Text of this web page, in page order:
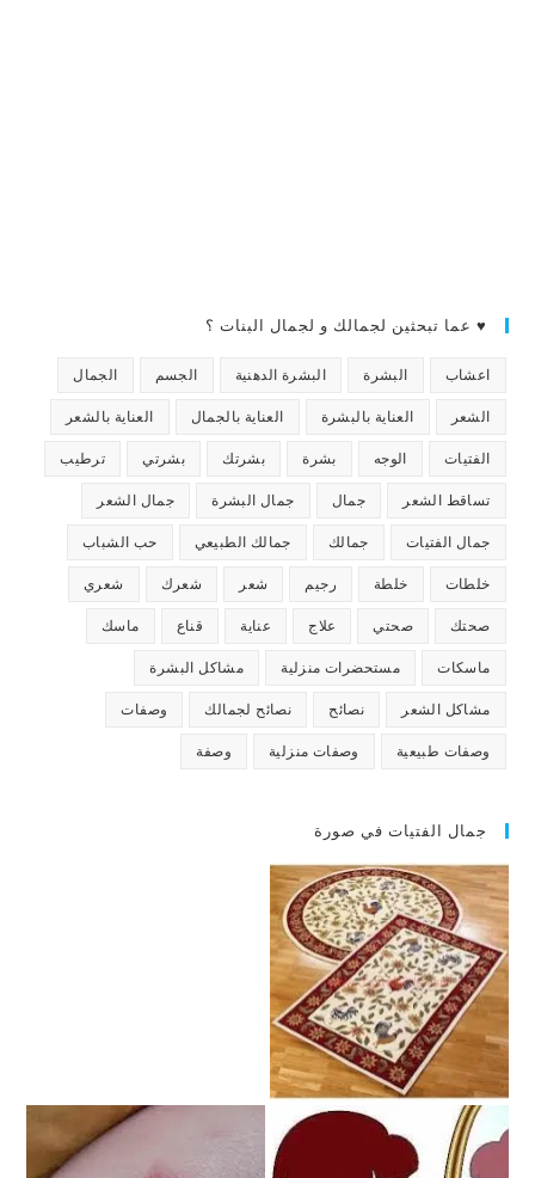
♥ عما تبحثين لجمالك و لجمال البنات ؟
اعشاب البشرة البشرة الدهنية الجسم الجمال
الشعر العناية بالبشرة العناية بالجمال العناية بالشعر
الفتيات الوجه بشرة بشرتك بشرتي ترطيب
تساقط الشعر جمال جمال البشرة جمال الشعر
جمال الفتيات جمالك جمالك الطبيعي حب الشباب
خلطات خلطة رجيم شعر شعرك شعري
صحتك صحتي علاج عناية قناع ماسك
ماسكات مستحضرات منزلية مشاكل البشرة
مشاكل الشعر نصائح نصائح لجمالك وصفات
وصفات طبيعية وصفات منزلية وصفة
جمال الفتيات في صورة